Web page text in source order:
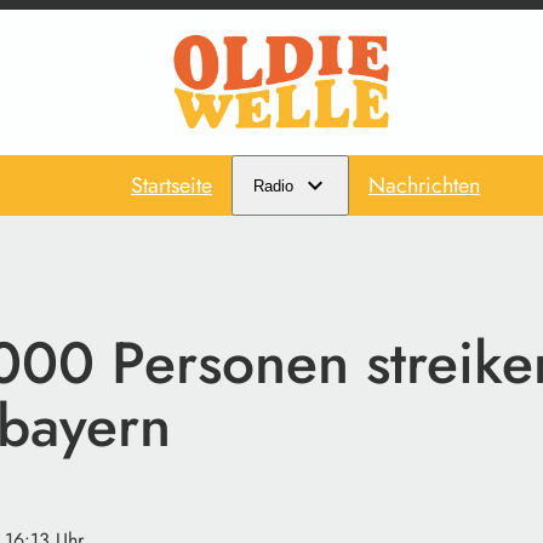
Startseite Radio Nachrichten
Personen